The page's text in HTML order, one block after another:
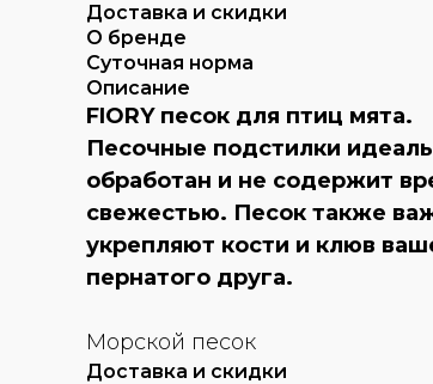
Доставка и скидки
О бренде
Суточная норма
Описание
FIORY песок для птиц мята.
Песочные подстилки
обработан и не содержит
свежестью. Песок также
укрепляют кости и клюв
пернатого друга.
Морской песок
Доставка и скидки